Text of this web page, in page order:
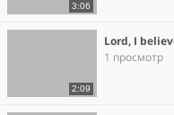
3:06
2:09
Lord, I
1 просмотр